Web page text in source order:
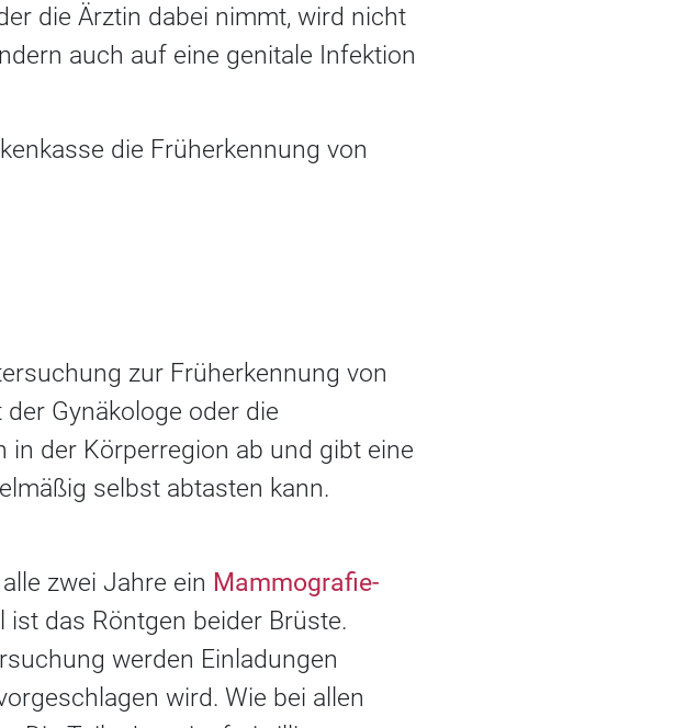
die Ärztin dabei nimmt, wird nicht
auch auf eine genitale Infektion
die Früherkennung von
zur Früherkennung von
Gynäkologe oder die
in der Körperregion ab und gibt eine
selbst abtasten kann.
zwei Jahre ein Mammografie-
das Röntgen beider Brüste.
werden Einladungen
wird. Wie bei allen